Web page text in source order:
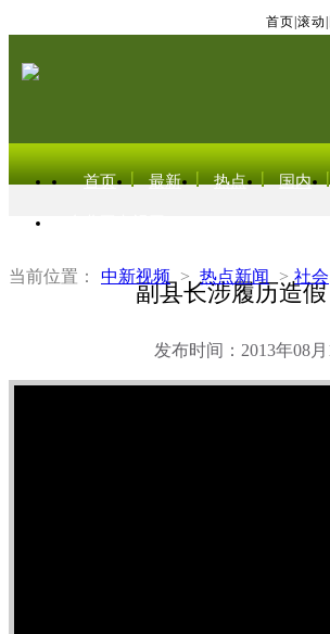
首页 滚动
首页 最新 热点 国内
当前位置： 中新视频 > 热点新闻 > 社会
副县长涉履历造
发布时间：2013年08月